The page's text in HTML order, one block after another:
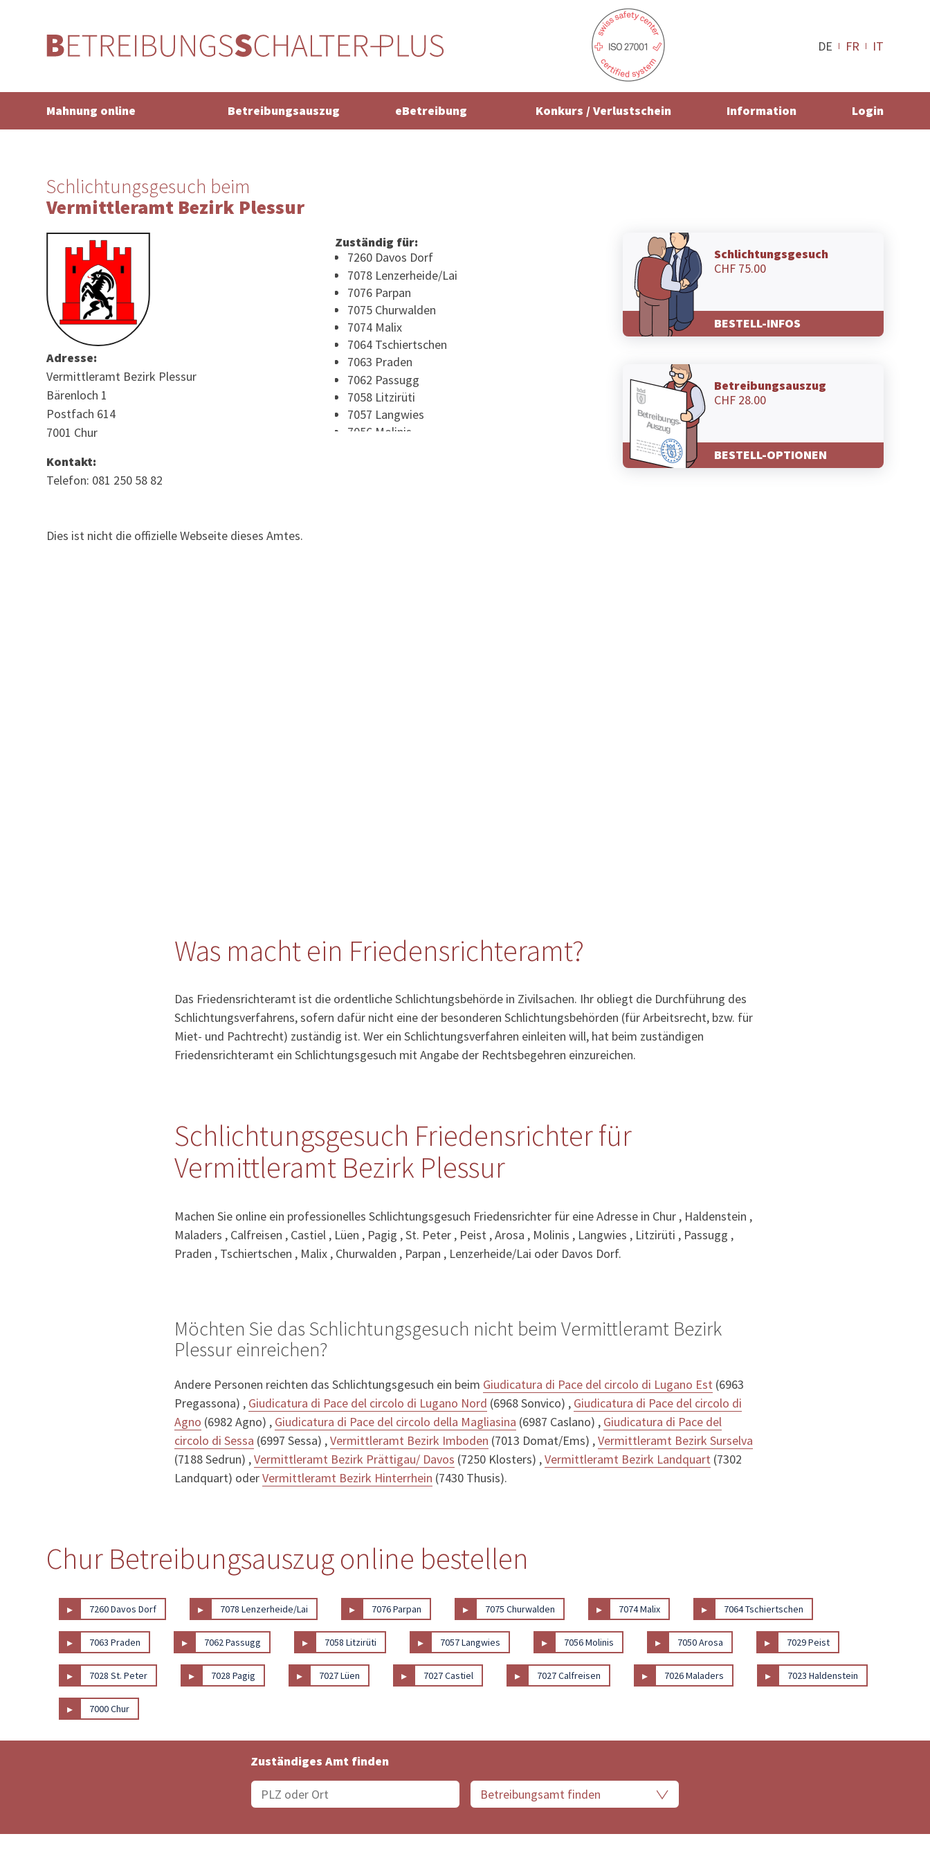
DE FR IT
Mahnung online Betreibungsauszug eBetreibung Konkurs / Verlustschein Information Login
Schlichtungsgesuch beim
Vermittleramt Bezirk Plessur
Adresse:
Vermittleramt Bezirk Plessur
Bärenloch 1
Postfach 614
7001 Chur
Kontakt:
Telefon: 081 250 58 82
Zuständig für:
7260 Davos Dorf
7078 Lenzerheide/Lai
7076 Parpan
7075 Churwalden
7074 Malix
7064 Tschiertschen
7063 Praden
7062 Passugg
7058 Litzirüti
7057 Langwies
7056 Molinis
Schlichtungsgesuch
CHF 75.00
BESTELL-INFOS
Betreibungsauszug
CHF 28.00
BESTELL-OPTIONEN
Dies ist nicht die offizielle Webseite dieses Amtes.
Was macht ein Friedensrichteramt?
Das Friedensrichteramt ist die ordentliche Schlichtungsbehörde in Zivilsachen. Ihr obliegt die Durchführung des
Schlichtungsverfahrens, sofern dafür nicht eine der besonderen Schlichtungsbehörden (für Arbeitsrecht, bzw. für
Miet- und Pachtrecht) zuständig ist. Wer ein Schlichtungsverfahren einleiten will, hat beim zuständigen
Friedensrichteramt ein Schlichtungsgesuch mit Angabe der Rechtsbegehren einzureichen.
Schlichtungsgesuch Friedensrichter für
Vermittleramt Bezirk Plessur
Machen Sie online ein professionelles Schlichtungsgesuch Friedensrichter für eine Adresse in Chur , Haldenstein ,
Maladers , Calfreisen , Castiel , Lüen , Pagig , St. Peter , Peist , Arosa , Molinis , Langwies , Litzirüti , Passugg ,
Praden , Tschiertschen , Malix , Churwalden , Parpan , Lenzerheide/Lai oder Davos Dorf.
Möchten Sie das Schlichtungsgesuch nicht beim Vermittleramt Bezirk
Plessur einreichen?
Andere Personen reichten das Schlichtungsgesuch ein beim Giudicatura di Pace del circolo di Lugano Est (6963
Pregassona) , Giudicatura di Pace del circolo di Lugano Nord (6968 Sonvico) , Giudicatura di Pace del circolo di
Agno (6982 Agno) , Giudicatura di Pace del circolo della Magliasina (6987 Caslano) , Giudicatura di Pace del
circolo di Sessa (6997 Sessa) ,Vermittleramt Bezirk Imboden (7013 Domat/Ems) ,Vermittleramt Bezirk Surselva
(7188 Sedrun) ,Vermittleramt Bezirk Prättigau/ Davos (7250 Klosters) ,Vermittleramt Bezirk Landquart (7302
Landquart) oderVermittleramt Bezirk Hinterrhein (7430 Thusis).
Chur Betreibungsauszug online bestellen
▸ 7260 Davos Dorf ▸ 7078 Lenzerheide/Lai ▸ 7076 Parpan ▸ 7075 Churwalden ▸ 7074 Malix ▸ 7064 Tschiertschen
▸ 7063 Praden ▸ 7062 Passugg ▸ 7058 Litzirüti ▸ 7057 Langwies ▸ 7056 Molinis ▸ 7050 Arosa ▸ 7029 Peist
▸ 7028 St. Peter ▸ 7028 Pagig ▸ 7027 Lüen ▸ 7027 Castiel ▸ 7027 Calfreisen ▸ 7026 Maladers ▸ 7023 Haldenstein
▸ 7000 Chur
Zuständiges Amt finden